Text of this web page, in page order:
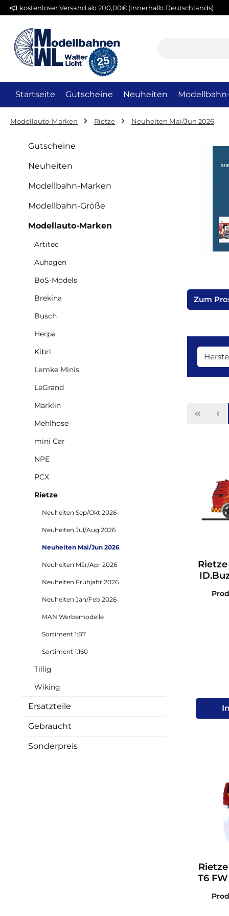
Hauptinhalt springen
Zur Suche springen
Zur Hauptnavigation springen
kostenloser Versand ab 200,00€ (innerhalb Deutschlands)
Startseite Gutscheine Neuheiten
Modellauto-Marken Rietze Neuheiten Mai/Jun 2026
Gutscheine
Neuheiten
Modellbahn-Marken
Modellbahn-Größe
Modellauto-Marken
Artitec
Auhagen
BoS-Models
Brekina
Busch
Herpa
Kibri
Lemke Minis
LeGrand
Märklin
Mehlhose
mini Car
NPE
PCX
Rietze
Neuheiten Sep/Okt 2026
Neuheiten Jul/Aug 2026
Neuheiten Mai/Jun 2026
Neuheiten Mär/Apr 2026
Neuheiten Frühjahr 2026
Neuheiten Jan/Feb 2026
MAN Werbemodelle
Sortiment 1:87
Sortiment 1:160
Tillig
Wiking
Ersatzteile
Gebraucht
Sonderpreis
Zum
T6